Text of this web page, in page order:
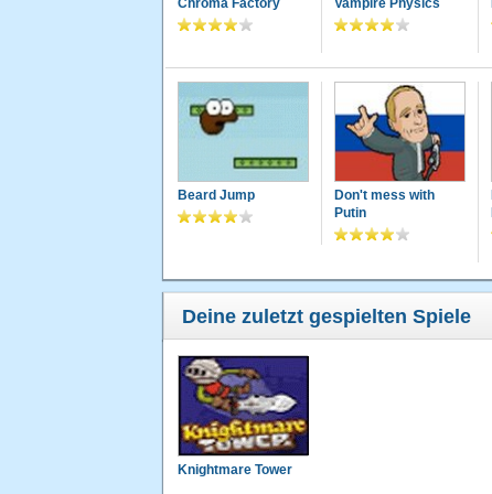
Chroma Factory Vampire Physics
Beard Jump
Don't mess with
Putin
Deine zuletzt gespielten Spiele
Knightmare Tower